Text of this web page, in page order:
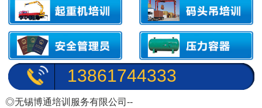
13861744333
◎无锡博通培训服务有限公司--